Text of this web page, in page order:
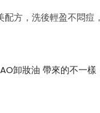
方，洗後輕盈不悶痘
卸妝油 帶來的不一